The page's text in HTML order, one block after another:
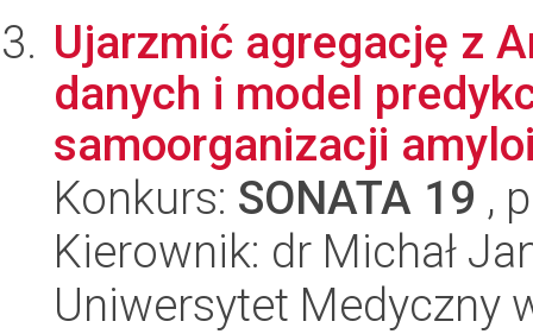
Ujarzmić agregację z
danych i model
samoorganizacji
Konkurs: SONATA 19 ,
Kierownik: dr Michał
Uniwersytet Medyczny